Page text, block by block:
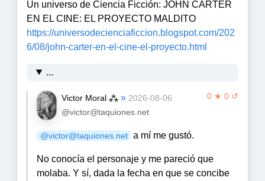
Un universo de Ciencia Ficción: JOHN CARTER
EN EL CINE: EL PROYECTO MALDITO
https://universodecienciaficcion.blogspot.com/202
6/08/john-carter-en-el-cine-el-proyecto.html
...
0 ★ 0 ↺
Victor Moral ⁂ » 2026-08-06
@victor@taquiones.net
@victor@taquiones.net a mí me gustó.
No conocía el personaje y me pareció que
molaba. Y sí, dada la fecha en que se concibe